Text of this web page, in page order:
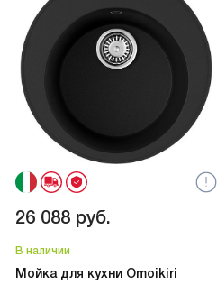
В наличии
Мойка для кухни Omoikiri
26 088 руб.